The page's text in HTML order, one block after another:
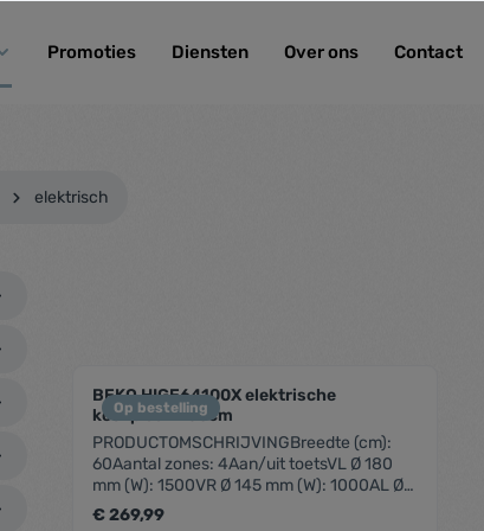
Promoties Diensten Over ons Contact
elektrisch
Op bestelling
BEKO HIGE64100X elektrische
kookplaat - 60cm
PRODUCTOMSCHRIJVINGBreedte (cm):
60Aantal zones: 4Aan/uit toetsVL Ø 180
mm (W): 1500VR Ø 145 mm (W): 1000AL Ø
145 mm (W): 1000AR Ø 180 mm (W):
€ 269,99